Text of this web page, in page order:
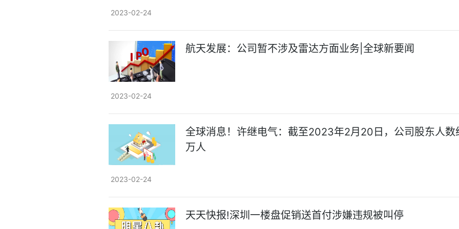
2023-02-24
航天发展：公司暂不涉及雷达方面业务|全球新要闻
2023-02-24
全球消息！许继电气：截至2023年2月20日，公司股东人数
万人
2023-02-24
天天快报!深圳一楼盘促销送首付涉嫌违规被叫停